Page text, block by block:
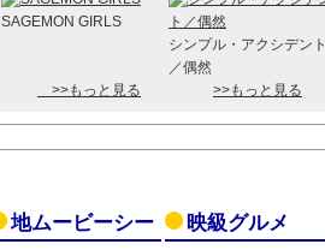
SAGEMON GIRLS
シンプル・アクシデント
／偶然
>>もっと見る
>>もっと見る
地ムービーシー 映級グルメ